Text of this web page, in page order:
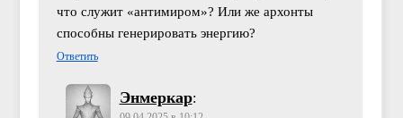
что служит «антимиром»? Или же архонты
способны генерировать энергию?
Ответить
Энмеркар: